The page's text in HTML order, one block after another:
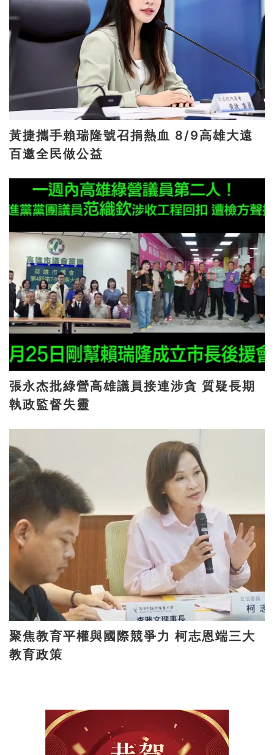
黃捷攜手賴瑞隆號召捐熱血 8/9高雄大遠
百邀全民做公益
張永杰批綠營高雄議員接連涉貪 質疑長期
執政監督失靈
聚焦教育平權與國際競爭力 柯志恩端三大
教育政策